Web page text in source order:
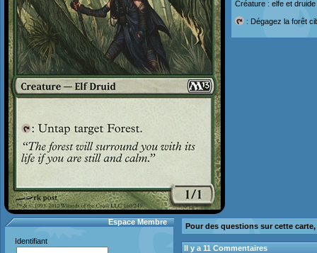
Créature : elfe et druide
: Dégagez la forêt
Espace Membre
Identifiant
Pour des questions sur cette
Il y a 11 Commentaires